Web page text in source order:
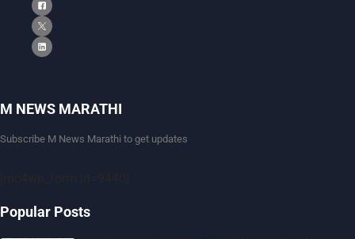
M NEWS MARATHI
Subscribe M News Marathi to get updates
Popular Posts